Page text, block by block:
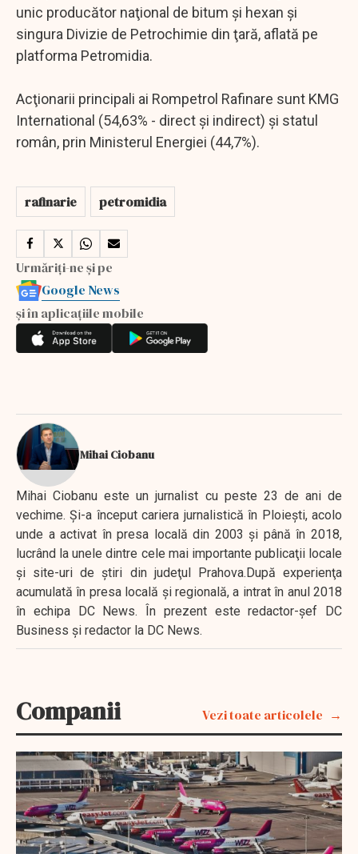
unic producător naţional de bitum şi hexan şi
singura Divizie de Petrochimie din ţară, aflată pe
platforma Petromidia.
Acţionarii principali ai Rompetrol Rafinare sunt KMG
International (54,63% - direct şi indirect) şi statul
român, prin Ministerul Energiei (44,7%).
rafinarie petromidia
Urmăriți-ne și pe
Google News
și în aplicațiile mobile
Mihai Ciobanu
Mihai Ciobanu este un jurnalist cu peste 23 de ani de
vechime. Şi-a început cariera jurnalistică în Ploieşti, acolo
unde a activat în presa locală din 2003 şi până în 2018,
lucrând la unele dintre cele mai importante publicaţii locale
şi site-uri de ştiri din judeţul Prahova.După experienţa
acumulată în presa locală şi regională, a intrat în anul 2018
în echipa DC News. În prezent este redactor-şef DC
Business şi redactor la DC News.
Companii Vezi toate articolele